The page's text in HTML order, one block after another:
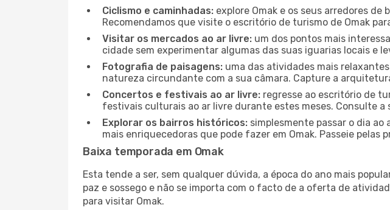
Ciclismo e caminhadas: explore Omak e os seus arredores
Recomendamos que visite o escritório de turismo de Omak
Visitar os mercados ao ar livre: um dos pontos mais
cidade sem experimentar algumas das suas iguarias locais e
Fotografia de paisagens: uma das atividades mais
natureza circundante com a sua câmara. Capture a
Concertos e festivais ao ar livre: regresse ao escritório de
festivais culturais ao ar livre durante estes meses. Consulte
Explorar os bairros históricos: simplesmente passar o dia
mais enriquecedoras que pode fazer em Omak. Passeie
Baixa temporada em Omak
Esta tende a ser, sem qualquer dúvida, a época do ano mais
paz e sossego e não se importa com o facto de a oferta de
para visitar Omak.